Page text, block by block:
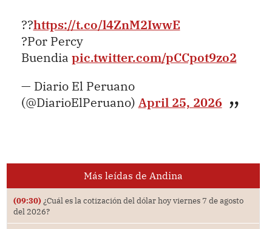
??https://t.co/l4ZnM2IwwE
?Por Percy
Buendia pic.twitter.com/pCCpot9zo2
— Diario El Peruano
(@DiarioElPeruano) April 25, 2026
Más leídas de Andina
(09:30) ¿Cuál es la cotización del dólar hoy viernes 7 de agosto
del 2026?